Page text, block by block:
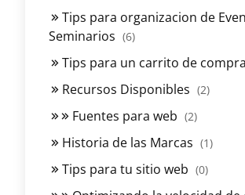
Tips para organizacion de
Seminarios (6)
Tips para un carrito de
Recursos Disponibles (2)
Fuentes para web (2)
Historia de las Marcas (1)
Tips para tu sitio web (0)